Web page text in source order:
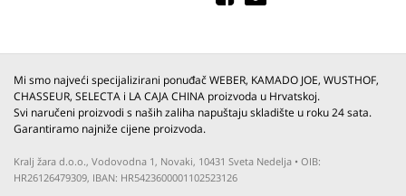
Mi smo najveći specijalizirani ponuđač WEBER, KAMADO JOE, WUSTHOF,
CHASSEUR, SELECTA i LA CAJA CHINA proizvoda u Hrvatskoj.
Svi naručeni proizvodi s naših zaliha napuštaju skladište u roku 24 sata.
Garantiramo najniže cijene proizvoda.
Kralj žara d.o.o., Vodovodna 1, Novaki, 10431 Sveta Nedelja • OIB:
HR26126479309, IBAN: HR5423600001102523126